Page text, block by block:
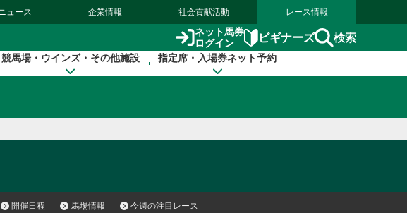
ュース 企業情報 社会貢献活動 レース情報
ネット馬券
ログイン
ビギナーズ 検索
競馬場・ウインズ・その他施設 指定席・入場券ネット予約
開催日程 馬場情報 今週の注目レース